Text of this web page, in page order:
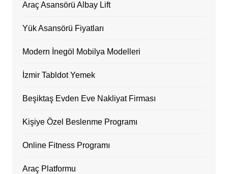
Araç Asansörü Albay Lift
Yük Asansörü Fiyatları
Modern İnegöl Mobilya Modelleri
İzmir Tabldot Yemek
Beşiktaş Evden Eve Nakliyat Firması
Kişiye Özel Beslenme Programı
Online Fitness Programı
Araç Platformu